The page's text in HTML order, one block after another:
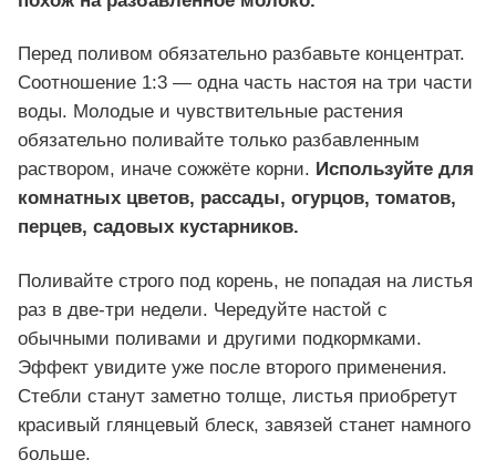
Перед поливом обязательно разбавьте концентрат.
Соотношение 1:3 — одна часть настоя на три части
воды. Молодые и чувствительные растения
обязательно поливайте только разбавленным
раствором, иначе сожжёте корни. Используйте для
комнатных цветов, рассады, огурцов, томатов,
перцев, садовых кустарников.
Поливайте строго под корень, не попадая на листья
раз в две-три недели. Чередуйте настой с
обычными поливами и другими подкормками.
Эффект увидите уже после второго применения.
Стебли станут заметно толще, листья приобретут
красивый глянцевый блеск, завязей станет намного
больше.